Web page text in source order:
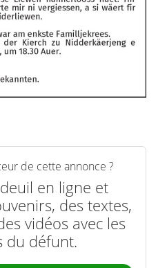
de cette annonce ?
en ligne et
des textes,
vidéos avec les
du défunt.